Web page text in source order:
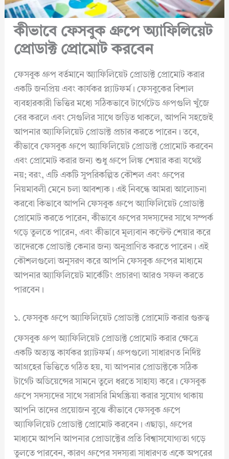
কীভাবে ফেসবুক গ্রুপে অ্যাফিলিয়েট
প্রোডাক্ট প্রোমোট করবেন
ফেসবুক গ্রুপ বর্তমানে অ্যাফিলিয়েট প্রোডাক্ট প্রোমোট করার
একটি জনপ্রিয় এবং কার্যকর প্ল্যাটফর্ম। ফেসবুকের বিশাল
ব্যবহারকারী ভিত্তির মধ্যে সঠিকভাবে টার্গেটেড গ্রুপগুলি খুঁজে
বের করলে এবং সেগুলির সাথে জড়িত থাকলে, আপনি সহজেই
আপনার অ্যাফিলিয়েট প্রোডাক্ট প্রচার করতে পারেন। তবে,
কীভাবে ফেসবুক গ্রুপে অ্যাফিলিয়েট প্রোডাক্ট প্রোমোট করবেন
এবং প্রোমোট করার জন্য শুধু গ্রুপে লিঙ্ক শেয়ার করা যথেষ্ট
নয়; বরং, এটি একটি সুপরিকল্পিত কৌশল এবং গ্রুপের
নিয়মাবলী মেনে চলা আবশ্যক। এই নিবন্ধে আমরা আলোচনা
করবো কিভাবে আপনি ফেসবুক গ্রুপে অ্যাফিলিয়েট প্রোডাক্ট
প্রোমোট করতে পারেন, কীভাবে গ্রুপের সদস্যদের সাথে সম্পর্ক
গড়ে তুলতে পারেন, এবং কীভাবে মূল্যবান কন্টেন্ট শেয়ার করে
তাদেরকে প্রোডাক্ট কেনার জন্য অনুপ্রাণিত করতে পারেন। এই
কৌশলগুলো অনুসরণ করে আপনি ফেসবুক গ্রুপের মাধ্যমে
আপনার অ্যাফিলিয়েট মার্কেটিং প্রচারণা আরও সফল করতে
পারবেন।
১. ফেসবুক গ্রুপে অ্যাফিলিয়েট প্রোডাক্ট প্রোমোট করার গুরুত্ব
ফেসবুক গ্রুপ অ্যাফিলিয়েট প্রোডাক্ট প্রোমোট করার ক্ষেত্রে
একটি অত্যন্ত কার্যকর প্ল্যাটফর্ম। গ্রুপগুলো সাধারণত নির্দিষ্ট
আগ্রহের ভিত্তিতে গঠিত হয়, যা আপনার প্রোডাক্টকে সঠিক
টার্গেট অডিয়েন্সের সামনে তুলে ধরতে সাহায্য করে। ফেসবুক
গ্রুপে সদস্যদের সাথে সরাসরি মিথস্ক্রিয়া করার সুযোগ থাকায়
আপনি তাদের প্রয়োজন বুঝে কীভাবে ফেসবুক গ্রুপে
অ্যাফিলিয়েট প্রোডাক্ট প্রোমোট করবেন। এছাড়া, গ্রুপের
মাধ্যমে আপনি আপনার প্রোডাক্টের প্রতি বিশ্বাসযোগ্যতা গড়ে
তুলতে পারবেন, কারণ গ্রুপের সদস্যরা সাধারণত একে অপরের